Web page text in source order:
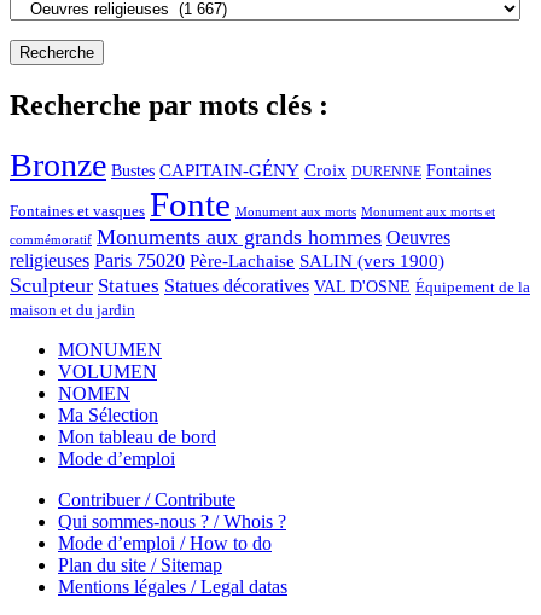
Recherche par mots clés :
Bronze Bustes CAPITAIN-GÉNY Croix DURENNE Fontaines
Fontaines et vasques Fonte Monument aux morts Monument aux morts et
commémoratif Monuments aux grands hommes Oeuvres
religieuses Paris 75020 Père-Lachaise SALIN (vers 1900)
Sculpteur Statues Statues décoratives VAL D'OSNE Équipement de la
maison et du jardin
MONUMEN
VOLUMEN
NOMEN
Ma Sélection
Mon tableau de bord
Mode d’emploi
Contribuer / Contribute
Qui sommes-nous ? / Whois ?
Mode d’emploi / How to do
Plan du site / Sitemap
Mentions légales / Legal datas